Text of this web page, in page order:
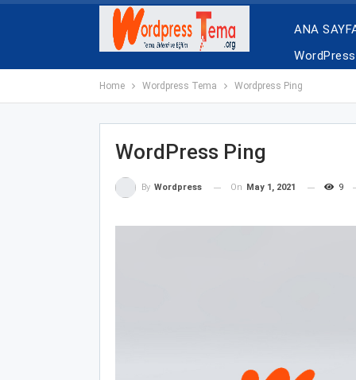
ANA
Home Wordpress Tema Wordpress Ping
WordPress Ping
By Wordpress On May 1, 2021 9